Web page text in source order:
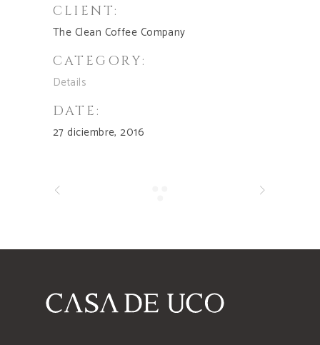
CLIENT:
The Clean Coffee Company
CATEGORY:
Details
DATE:
27 diciembre, 2016